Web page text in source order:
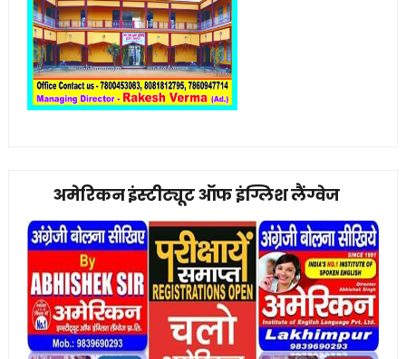
अमेरिकन इंस्टीट्यूट ऑफ इंग्लिश लैंग्वेज